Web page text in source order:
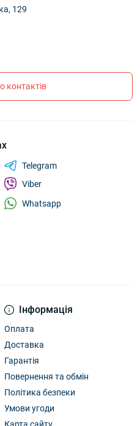
129
контактів
Інформація
Оплата
Доставка
Гарантія
Повернення та обмін
Політика безпеки
Умови угоди
Telegram
Viber
Whatsapp